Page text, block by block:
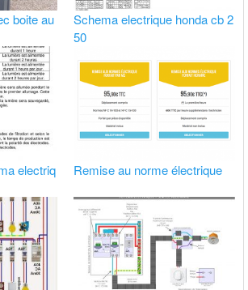
boite au
Schema electrique honda cb 2
50
electriq
Remise au norme électrique